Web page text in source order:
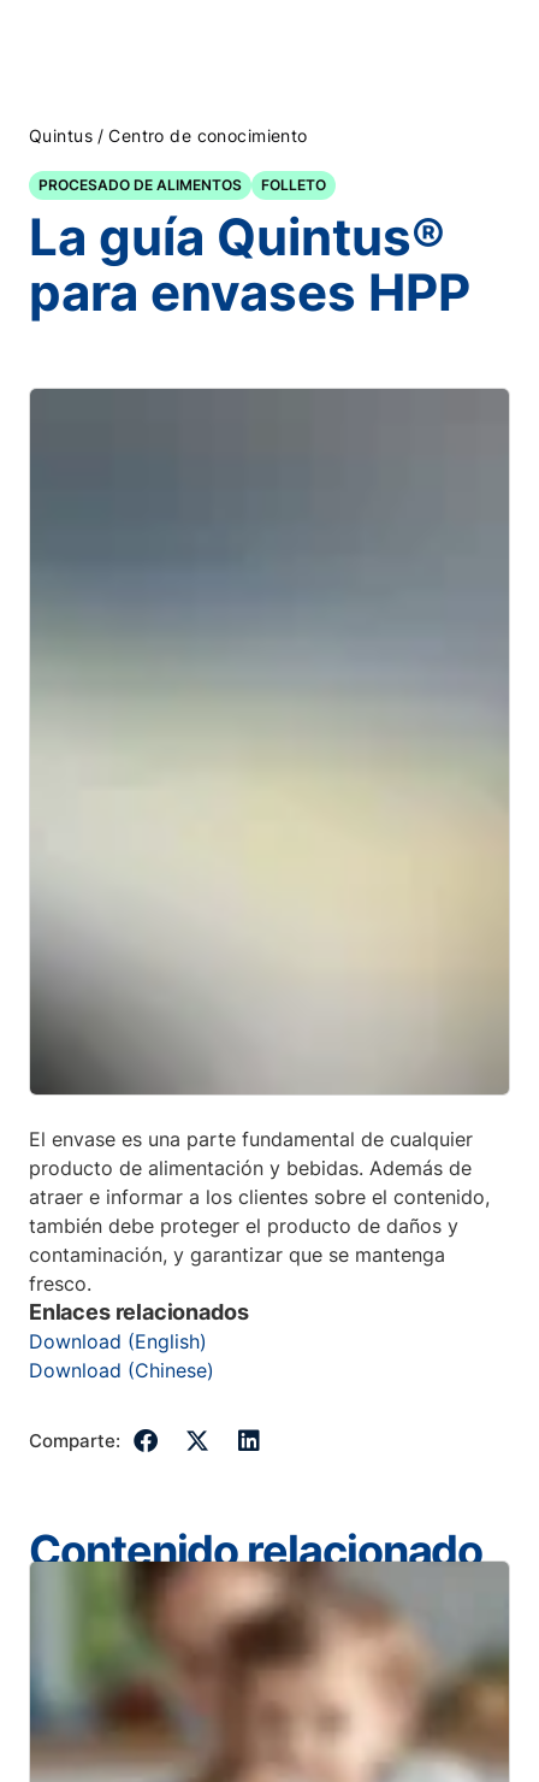
Quintus / Centro de conocimiento
PROCESADO DE ALIMENTOS FOLLETO
La guía Quintus®
para envases HPP
El envase es una parte fundamental de cualquier
producto de alimentación y bebidas. Además de
atraer e informar a los clientes sobre el contenido,
también debe proteger el producto de daños y
contaminación, y garantizar que se mantenga
fresco.
Enlaces relacionados
Download (English)
Download (Chinese)
Comparte:
Contenido relacionado